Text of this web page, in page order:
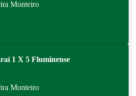
Monteiro
1 X 5 Fluminense
Monteiro